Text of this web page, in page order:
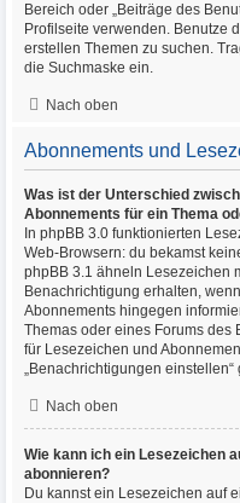
Bereich oder „Beiträge des
Profilseite verwenden. Benutze
erstellen Themen zu suchen.
die Suchmaske ein.
Nach oben
Abonnements und
Was ist der Unterschied
Abonnements für ein Thema
In phpBB 3.0 funktionierten
Web-Browsern: du bekamst
phpBB 3.1 ähneln Lesezeichen
Benachrichtigung erhalten,
Abonnements hingegen
Themas oder eines Forums des
für Lesezeichen und
„Benachrichtigungen
Nach oben
Wie kann ich ein Lesezeichen
abonnieren?
Du kannst ein Lesezeichen auf